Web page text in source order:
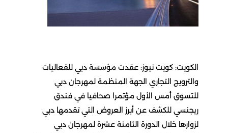
الكويت: كويت نيوز: عقدت مؤسسة دبي للفعاليات
والترويج التجاري الجهة المنظمة لمهرجان دبي
للتسوق أمس الأول مؤتمرا صحافيا في فندق
ريجنسي للكشف عن أبرز العروض التي تقدمها دبي
لزوارها خلال الدورة الثامنة عشرة لمهرجان دبي